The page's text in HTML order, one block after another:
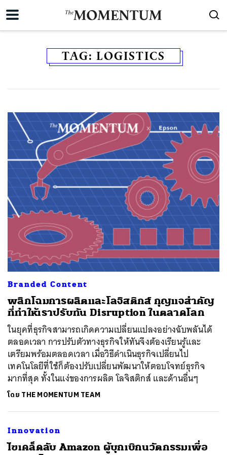
TAG: LOGISTICS
Branded Content
พลิกโฉมการผลิตและโลจิสติกส์ กุญแจสำคัญ
ที่ทำให้เราปรับทัน Disruption ในตลาดโลก
ในยุคที่ธุรกิจสามารถเกิดความเปลี่ยนแปลงอย่างฉับพลันได้
ตลอดเวลา การปรับตัวทางธุรกิจให้ทันจึงต้องเรียนรู้และ
เตรียมพร้อมตลอดเวลา เมื่อวิธีดำเนินธุรกิจเปลี่ยนไป
เทคโนโลยีที่ใช้ก็ต้องปรับเปลี่ยนพัฒนาให้ตอบโจทย์ธุรกิจ
มากที่สุด ทั้งในแง่ของการผลิต โลจิสติกส์ และด้านอื่นๆ
โดย THE MOMENTUM TEAM
Innovation
​ไขเคล็ดลับ Amazon ผู้บุกเบิกนวัตกรรมเพื่อ
ค้นหา
SHARE TWEET LINE EMAIL